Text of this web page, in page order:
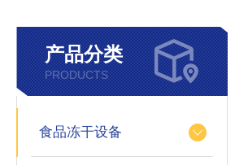
产品分类
PRODUCTS
食品冻干设备